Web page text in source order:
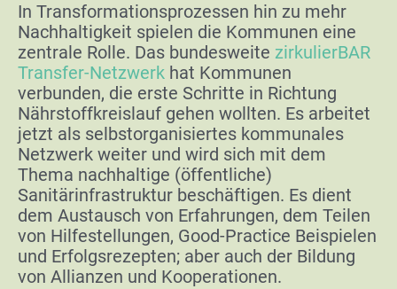
In Transformationsprozessen hin zu mehr
Nachhaltigkeit spielen die Kommunen eine
zentrale Rolle. Das bundesweite zirkulierBAR
Transfer-Netzwerk hat Kommunen
verbunden, die erste Schritte in Richtung
Nährstoffkreislauf gehen wollten. Es arbeitet
jetzt als selbstorganisiertes kommunales
Netzwerk weiter und wird sich mit dem
Thema nachhaltige (öffentliche)
Sanitärinfrastruktur beschäftigen. Es dient
dem Austausch von Erfahrungen, dem Teilen
von Hilfestellungen, Good-Practice Beispielen
und Erfolgsrezepten; aber auch der Bildung
von Allianzen und Kooperationen.